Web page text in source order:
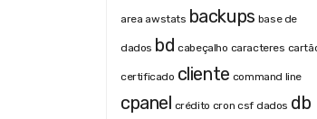
area awstats backups base de
dados bd cabeçalho caracteres
certificado cliente command line
cpanel crédito cron csf dados db